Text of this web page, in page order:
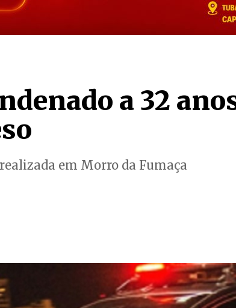
a 32
em Morro da Fumaça